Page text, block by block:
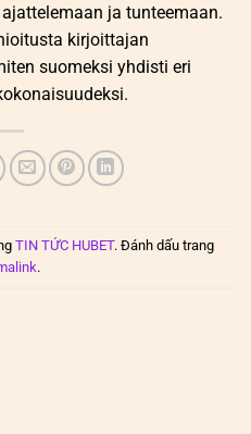
ja tunteemaan.
kirjoittajan
suomeksi yhdisti eri
TIN TỨC HUBET. Đánh dấu trang
.